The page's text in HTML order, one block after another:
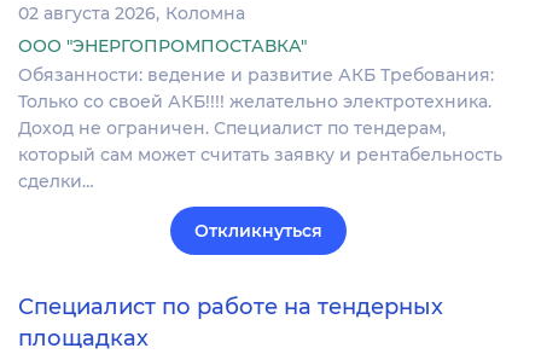
02 августа 2026 Коломна
ООО "ЭНЕРГОПРОМПОСТАВКА"
Обязанности: ведение и развитие АКБ Требования:
Только со своей АКБ!!!! желательно электротехника.
Доход не ограничен. Специалист по тендерам,
который сам может считать заявку и рентабельность
сделки…
Откликнуться
Специалист по работе на тендерных
площадках